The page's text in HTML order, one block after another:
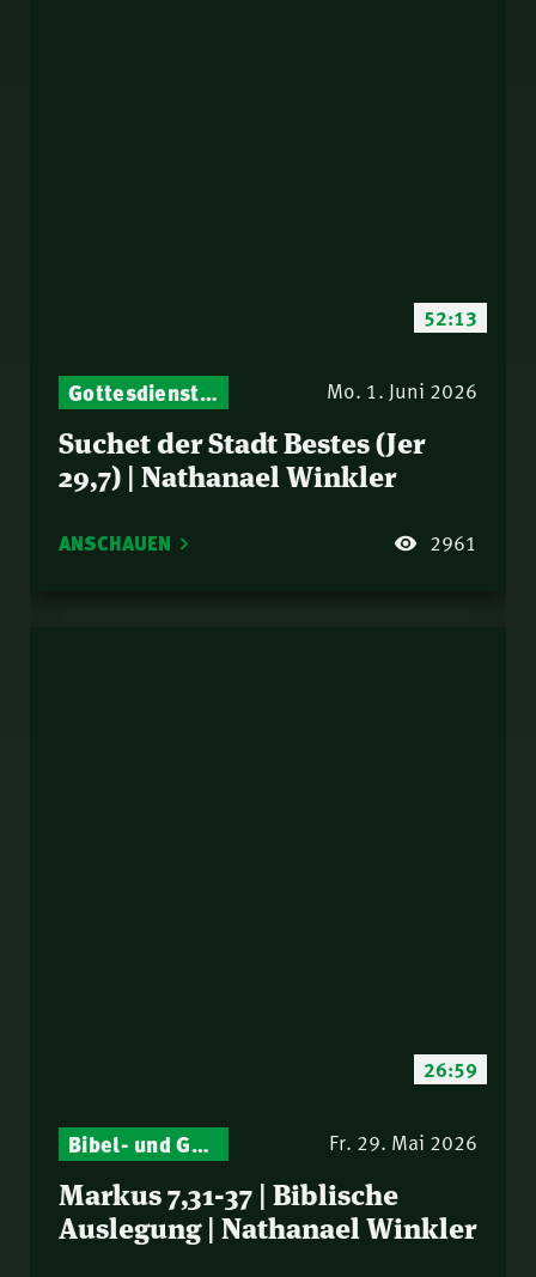
52:13
Gottesdienst-Botschaften – Jeden Sonntag neu: Aktuelle Predigten vom Mitternachtsruf Mo. 1. Juni 2026
Suchet der Stadt Bestes (Jer
29,7) | Nathanael Winkler
ANSCHAUEN 2961
26:59
Bibel- und Gebetsstunde – Jeden Donnerstag neu: Vers-für-Vers-Auslegungen Fr. 29. Mai 2026
Markus 7,31-37 | Biblische
Auslegung | Nathanael Winkler